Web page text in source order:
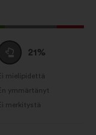
tyhjää
21%
mielipidettä
ymmärtänyt
merkitystä